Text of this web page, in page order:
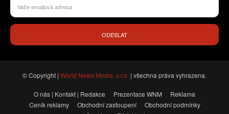
ODESLAT
© Copyright | World News Media, s.r.o. | všechna práva vyhrazena.
O nás | Kontakt | Redakce Prezentace WNM
Reklama
Ceník reklamy
Obchodní zastoupení
Obchodní podmínky